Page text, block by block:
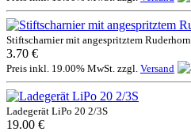
Stiftscharnier mit angespritztem Ruderhorn
3.70 €
Preis inkl. 19.00% MwSt. zzgl. Versand
Ladegerät LiPo 20 2/3S
19.00 €